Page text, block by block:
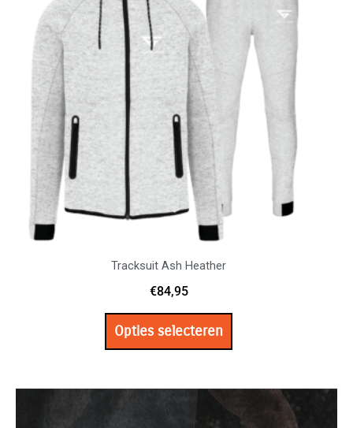
Tracksuit Ash Heather
€84,95
Opties selecteren
variaties.
Deze
optie
kan
gekozen
worden
op
de